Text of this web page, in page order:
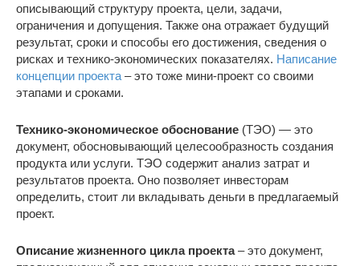
описывающий структуру проекта, цели, задачи,
ограничения и допущения. Также она отражает будущий
результат, сроки и способы его достижения, сведения о
рисках и технико-экономических показателях. Написание
концепции проекта – это тоже мини-проект со своими
этапами и сроками.
Технико-экономическое обоснование (ТЭО) — это
документ, обосновывающий целесообразность создания
продукта или услуги. ТЭО содержит анализ затрат и
результатов проекта. Оно позволяет инвесторам
определить, стоит ли вкладывать деньги в предлагаемый
проект.
Описание жизненного цикла проекта– это документ,